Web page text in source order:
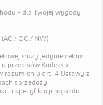
- dla Twojej wygody
/ OC / NW)
służy jedynie celom
przepisów Kodeksu
rozumieniu art. 4 Ustawy z
sprzedaży
i specyfikacji pojazdu